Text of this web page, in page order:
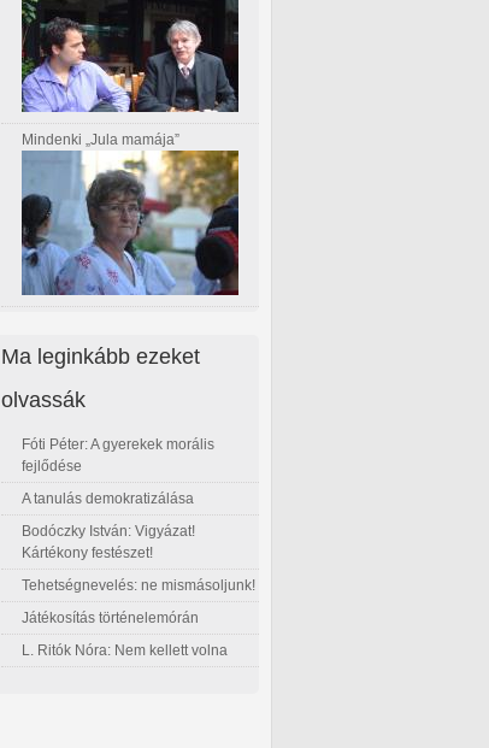
Mindenki „Jula mamája”
Ma leginkább ezeket
olvassák
Fóti Péter: A gyerekek morális
fejlődése
A tanulás demokratizálása
Bodóczky István: Vigyázat!
Kártékony festészet!
Tehetségnevelés: ne mismásoljunk!
Játékosítás történelemórán
L. Ritók Nóra: Nem kellett volna